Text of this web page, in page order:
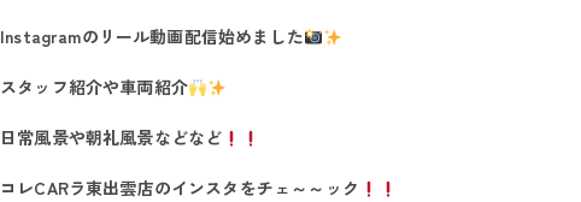
Instagramのリール動画配信始めました
スタッフ紹介や車両紹介
日常風景や朝礼風景などなど
コレCARラ東出雲店のインスタをチェ～～ック